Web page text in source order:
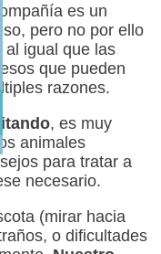
es un
pero no por ello
al igual que las
que pueden
razones.
, es muy
animales
para tratar a
necesario.
(mirar hacia
o dificultades